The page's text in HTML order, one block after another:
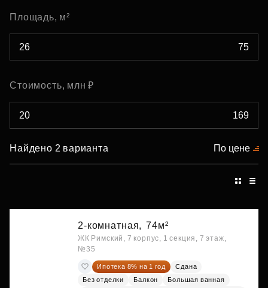
Площадь, м²
Стоимость, млн ₽
Найдено 2 варианта По цене
2-комнатная, 74м²
ЖК Римский, 7 корпус, 1 секция, 7 этаж,
№35
Ипотека 8% на 1 год
Сдана
Без отделки
Балкон
Большая ванная